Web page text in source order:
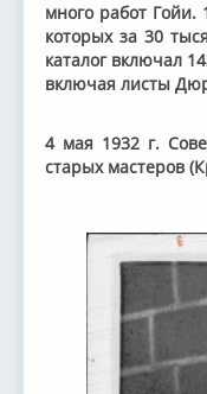
много работ
которых за 30
каталог включал
включая листы
4 мая 1932 г.
старых мастеров